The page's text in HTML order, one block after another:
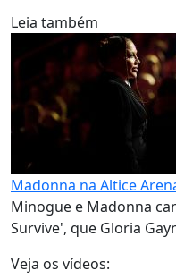
Leia também
Madonna na Altice
Minogue e Madonna
Survive', que Gloria
Veja os vídeos: